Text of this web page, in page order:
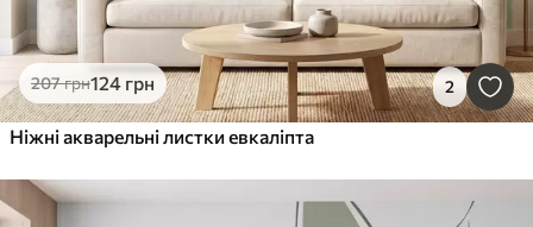
207грн124 грн 2
Ніжні акварельні листки евкаліпта